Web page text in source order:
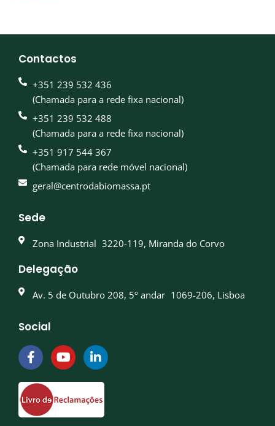
Contactos
+351 239 532 436
(Chamada para a rede fixa nacional)
+351 239 532 488
(Chamada para a rede fixa nacional)
+351 917 544 367
(Chamada para rede móvel nacional)
geral@centrodabiomassa.pt
Sede
Zona Industrial 3220-119, Miranda do Corvo
Delegação
Av. 5 de Outubro 208, 5º andar 1069-206, Lisboa
Social
F
a
c
e
b
o
Y
o
u
t
u
L
i
n
k
e